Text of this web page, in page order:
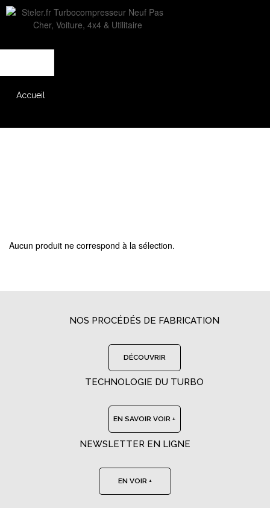
Accueil
Aucun produit ne correspond à la sélection.
NOS PROCÉDÉS DE FABRICATION
DÉCOUVRIR
TECHNOLOGIE DU TURBO
EN SAVOIR VOIR +
NEWSLETTER EN LIGNE
EN VOIR +